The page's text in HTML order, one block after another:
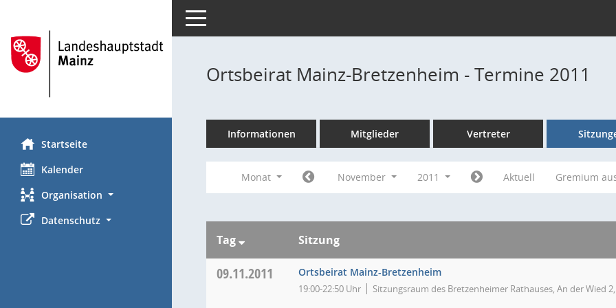
Startseite
Kalender
Organisation
Datenschutz
Toggle navigation
Ortsbeirat Mainz-Bretzenheim - Termine 2011
Informationen Mitglieder Vertreter
Monat November 2011 Aktuell Gremium
Tag Sitzung
09.11.2011 Ortsbeirat Mainz-Bretzenheim
19:00-22:50 Uhr Sitzungsraum des Bretzenheimer Rathauses, An der Wied